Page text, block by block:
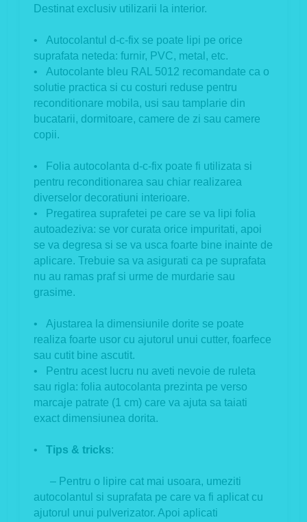
Destinat exclusiv utilizarii la interior.
• Autocolantul d-c-fix se poate lipi pe orice
suprafata neteda: furnir, PVC, metal, etc.
• Autocolante bleu RAL 5012 recomandate ca o
solutie practica si cu costuri reduse pentru
reconditionare mobila, usi sau tamplarie din
bucatarii, dormitoare, camere de zi sau camere
copii.
• Folia autocolanta d-c-fix poate fi utilizata si
pentru reconditionarea sau chiar realizarea
diverselor decoratiuni interioare.
• Pregatirea suprafetei pe care se va lipi folia
autoadeziva: se vor curata orice impuritati, apoi
se va degresa si se va usca foarte bine inainte de
aplicare. Trebuie sa va asigurati ca pe suprafata
nu au ramas praf si urme de murdarie sau
grasime.
• Ajustarea la dimensiunile dorite se poate
realiza foarte usor cu ajutorul unui cutter, foarfece
sau cutit bine ascutit.
• Pentru acest lucru nu aveti nevoie de ruleta
sau rigla: folia autocolanta prezinta pe verso
marcaje patrate (1 cm) care va ajuta sa taiati
exact dimensiunea dorita.
• Tips & tricks:
– Pentru o lipire cat mai usoara, umeziti
autocolantul si suprafata pe care va fi aplicat cu
ajutorul unui pulverizator. Apoi aplicati